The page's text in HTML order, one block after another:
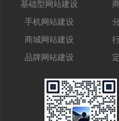
基础型网站建设
手机网站建设
商城网站建设
品牌网站建设